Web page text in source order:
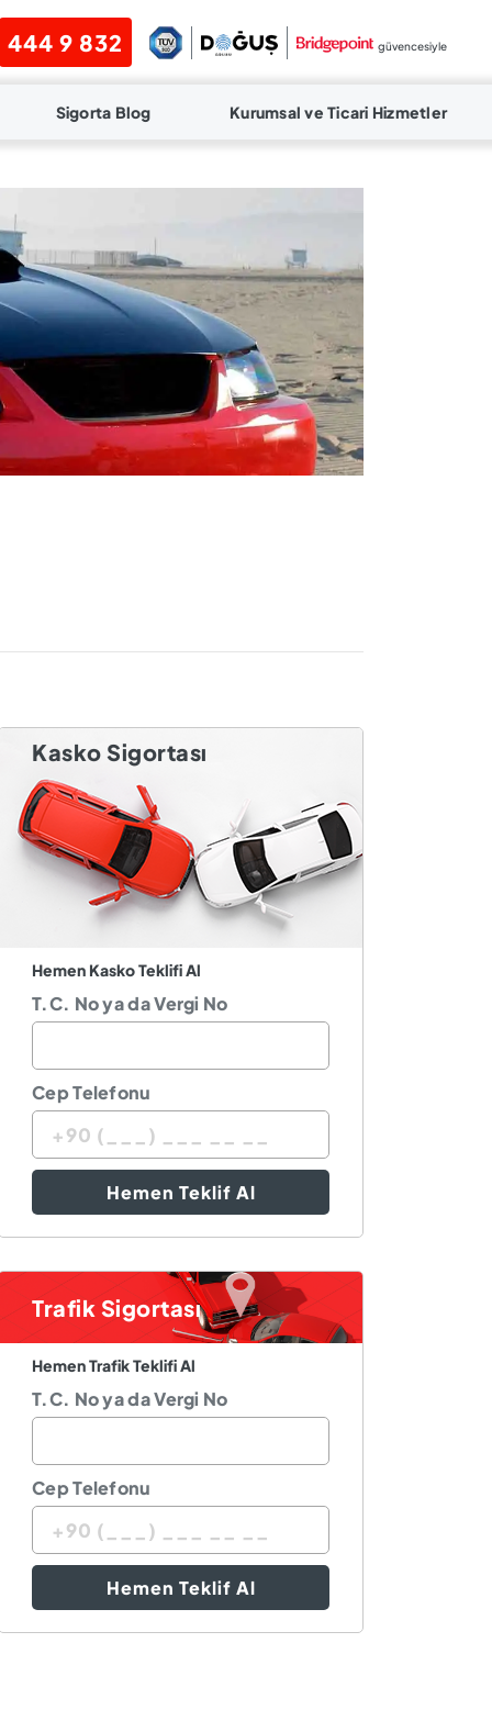
444 9 832 güvencesiyle
Sigorta Blog Kurumsal ve Ticari Hizmetler
Kasko Sigortası
Hemen Kasko Teklifi Al
T.C. No ya da Vergi No
Cep Telefonu
Hemen Teklif Al
Trafik Sigortası
Hemen Trafik Teklifi Al
T.C. No ya da Vergi No
Cep Telefonu
Hemen Teklif Al